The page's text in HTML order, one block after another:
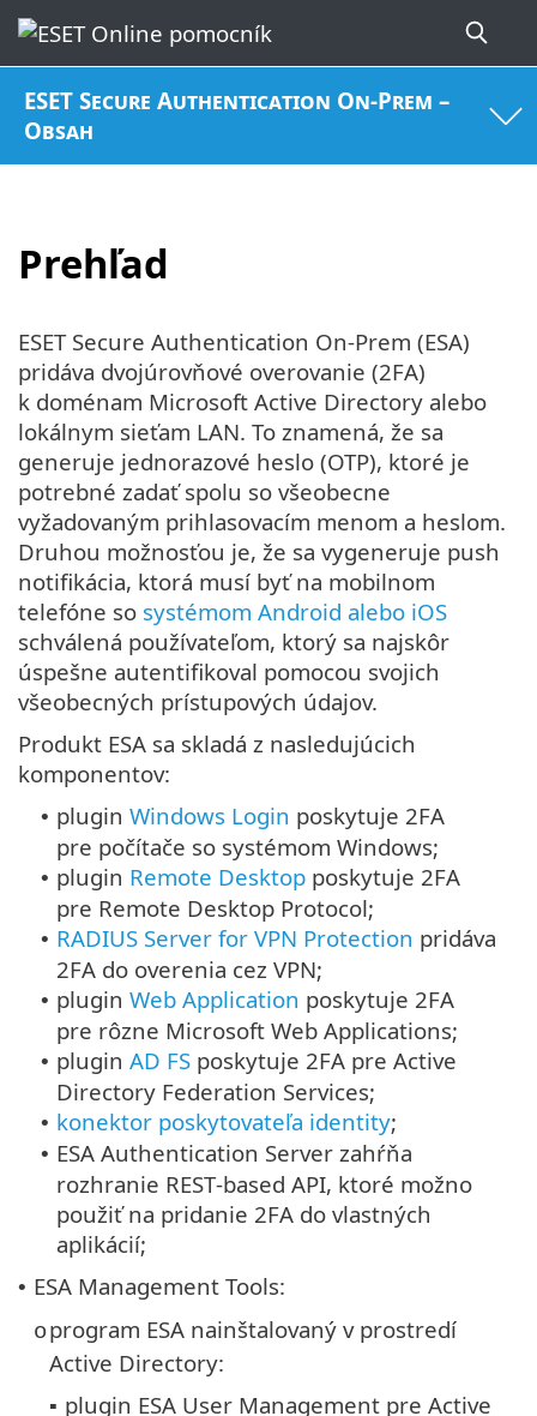
ESET Secure Authentication On-Prem –
Obsah
Prehľad
ESET Secure Authentication On-Prem (ESA)
pridáva dvojúrovňové overovanie (2FA)
k doménam Microsoft Active Directory alebo
lokálnym sieťam LAN. To znamená, že sa
generuje jednorazové heslo (OTP), ktoré je
potrebné zadať spolu so všeobecne
vyžadovaným prihlasovacím menom a heslom.
Druhou možnosťou je, že sa vygeneruje push
notifikácia, ktorá musí byť na mobilnom
telefóne so systémom Android alebo iOS
schválená používateľom, ktorý sa najskôr
úspešne autentifikoval pomocou svojich
všeobecných prístupových údajov.
Produkt ESA sa skladá z nasledujúcich
komponentov:
• plugin Windows Login poskytuje 2FA
pre počítače so systémom Windows;
• plugin Remote Desktop poskytuje 2FA
pre Remote Desktop Protocol;
• RADIUS Server for VPN Protection pridáva
2FA do overenia cez VPN;
• plugin Web Application poskytuje 2FA
pre rôzne Microsoft Web Applications;
• plugin AD FS poskytuje 2FA pre Active
Directory Federation Services;
• konektor poskytovateľa identity;
• ESA Authentication Server zahŕňa
rozhranie REST‑based API, ktoré možno
použiť na pridanie 2FA do vlastných
aplikácií;
• ESA Management Tools:
oprogram ESA nainštalovaný v prostredí
Active Directory:
▪ plugin ESA User Management pre Active